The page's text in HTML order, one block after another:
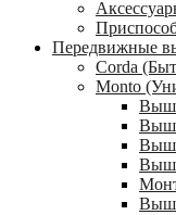
Передвижные
Corda
Monto